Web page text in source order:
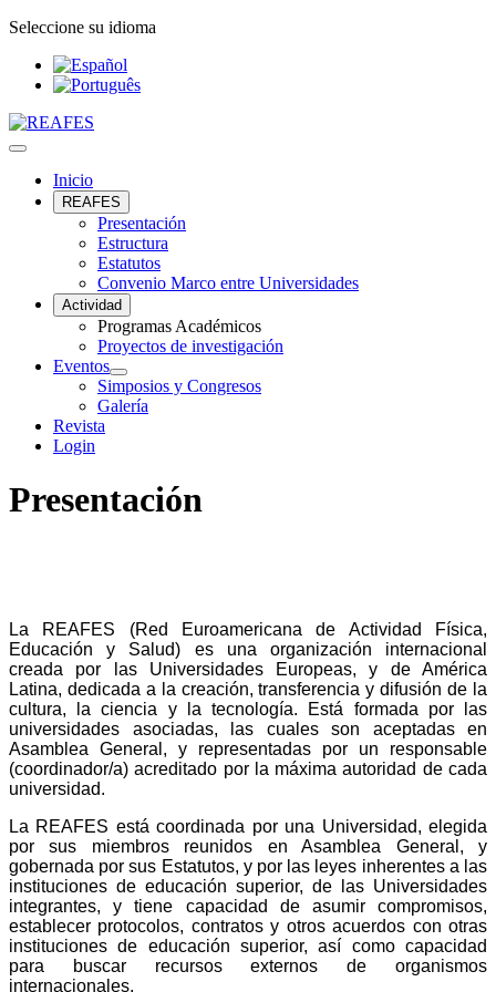
Seleccione su idioma
Inicio
REAFES
Presentación
Estructura
Estatutos
Convenio Marco entre Universidades
Actividad
Programas Académicos
Proyectos de investigación
Eventos
Simposios y Congresos
Galería
Revista
Login
Presentación
La REAFES (Red Euroamericana de Actividad Física,
Educación y Salud) es una organización internacional
creada por las Universidades Europeas, y de América
Latina, dedicada a la creación, transferencia y difusión de la
cultura, la ciencia y la tecnología. Está formada por las
universidades asociadas, las cuales son aceptadas en
Asamblea General, y representadas por un responsable
(coordinador/a) acreditado por la máxima autoridad de cada
universidad.
La REAFES está coordinada por una Universidad, elegida
por sus miembros reunidos en Asamblea General, y
gobernada por sus Estatutos, y por las leyes inherentes a las
instituciones de educación superior, de las Universidades
integrantes, y tiene capacidad de asumir compromisos,
establecer protocolos, contratos y otros acuerdos con otras
instituciones de educación superior, así como capacidad
para buscar recursos externos de organismos
internacionales.